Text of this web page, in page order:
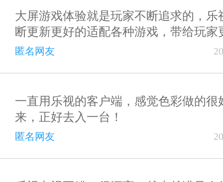
大屏游戏体验就是玩家不断追求的，乐
断更新更好的适配各种游戏，带给玩家
匿名网友
一直用乐视的客户端，感觉色彩做的很
来，正好去入一台！
匿名网友